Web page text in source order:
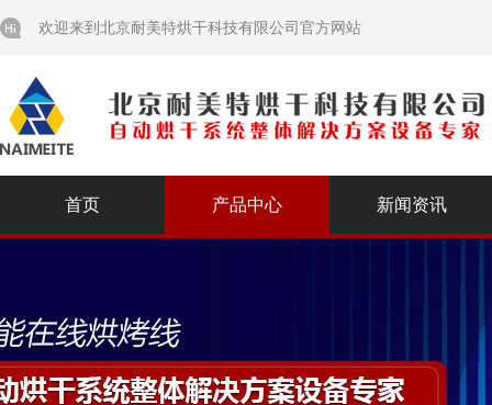
欢迎来到北京耐美特烘干科技有限公司官方网站
首页 产品中心 新闻资讯